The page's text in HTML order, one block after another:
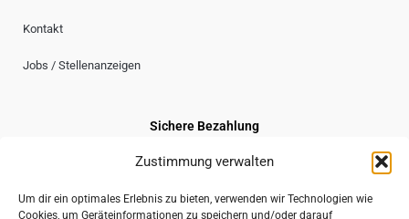
Zustimmung verwalten
Um dir ein optimales Erlebnis zu bieten, verwenden wir Technologien wie
Cookies, um Geräteinformationen zu speichern und/oder darauf
Kontakt
Jobs / Stellenanzeigen
Sichere Bezahlung